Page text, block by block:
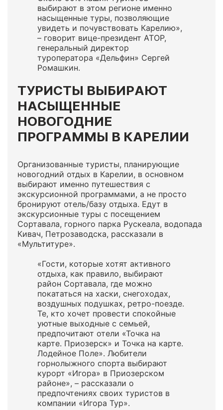
выбирают в этом регионе именно
насыщенные туры, позволяющие
увидеть и почувствовать Карелию»,
– говорит вице-президент АТОР,
генеральный директор
туроператора «Дельфин» Сергей
Ромашкин.
ТУРИСТЫ ВЫБИРАЮТ
НАСЫЩЕННЫЕ
НОВОГОДНИЕ
ПРОГРАММЫ В КАРЕЛИИ
Организованные туристы, планирующие
новогодний отдых в Карелии, в основном
выбирают именно путешествия с
экскурсионной программами, а не просто
бронируют отель/базу отдыха. Едут в
экскурсионные туры с посещением
Сортавала, горного парка Рускеала, водопада
Кивач, Петрозаводска, рассказали в
«Мультитуре».
«Гости, которые хотят активного
отдыха, как правило, выбирают
район Сортавала, где можно
покататься на хаски, снегоходах,
воздушных подушках, ретро-поезде.
Те, кто хочет провести спокойные
уютные выходные с семьей,
предпочитают отели «Точка на
карте. Приозерск» и Точка на карте.
Лодейное Поле». Любители
горнолыжного спорта выбирают
курорт «Игора» в Приозерском
районе», – рассказали о
предпочтениях своих туристов в
компании «Игора Тур».